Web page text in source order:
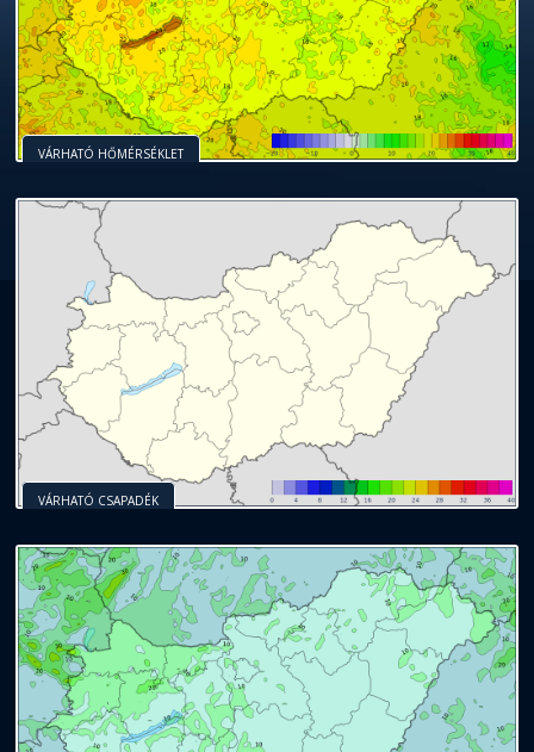
VÁRHATÓ HŐMÉRSÉKLET
VÁRHATÓ CSAPADÉK